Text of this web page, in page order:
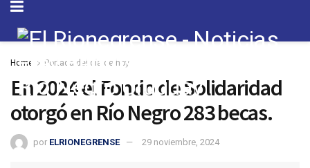
Home Portada del día de hoy
En 2024 el Fondo de Solidaridad
otorgó en Río Negro 283 becas.
por ELRIONEGRENSE 29 noviembre, 2024